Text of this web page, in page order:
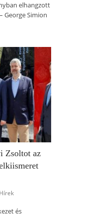
elhangzott
George Simion
Zsoltot az
Hírek
és